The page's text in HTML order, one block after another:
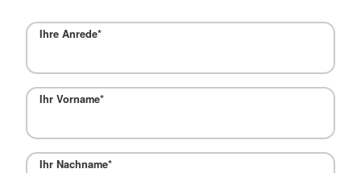
Ihre Anrede*
Ihr Vorname*
Ihr Nachname*